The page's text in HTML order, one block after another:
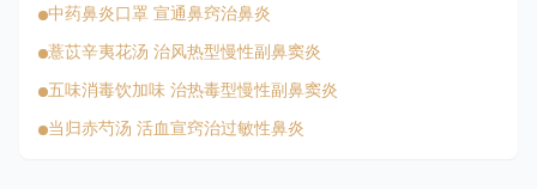
中药鼻炎口罩 宣通鼻窍治鼻炎
薏苡辛夷花汤 治风热型慢性副鼻窦炎
五味消毒饮加味 治热毒型慢性副鼻窦炎
当归赤芍汤 活血宣窍治过敏性鼻炎